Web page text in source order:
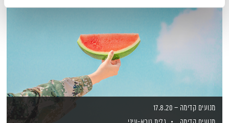
מנועים קדימה – 17.8.20